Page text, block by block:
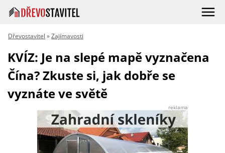
Dřevostavitel »Zajímavosti
KVÍZ: Je na slepé mapě vyznačena
Čína? Zkuste si, jak dobře se
vyznáte ve světě
reklama